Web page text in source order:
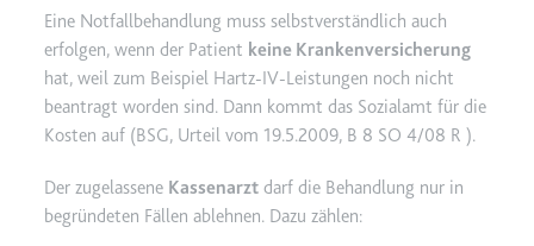
Eine Notfallbehandlung muss selbstverständlich auch
erfolgen, wenn der Patient keine Krankenversicherung
hat, weil zum Beispiel Hartz-IV-Leistungen noch nicht
beantragt worden sind. Dann kommt das Sozialamt für die
Kosten auf (BSG, Urteil vom 19.5.2009, B 8 SO 4/08 R ).
Der zugelassene Kassenarzt darf die Behandlung nur in
begründeten Fällen ablehnen. Dazu zählen: